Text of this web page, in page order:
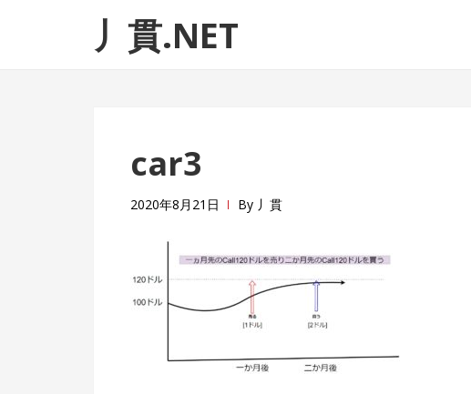
ゲ
テ丿貫.NET
car3
2020年8月21日 By 丿貫